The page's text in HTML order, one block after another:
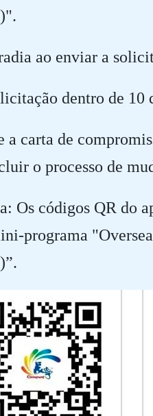
ao enviar a
dentro de
a carta de
o processo de
Os códigos QR do
programa